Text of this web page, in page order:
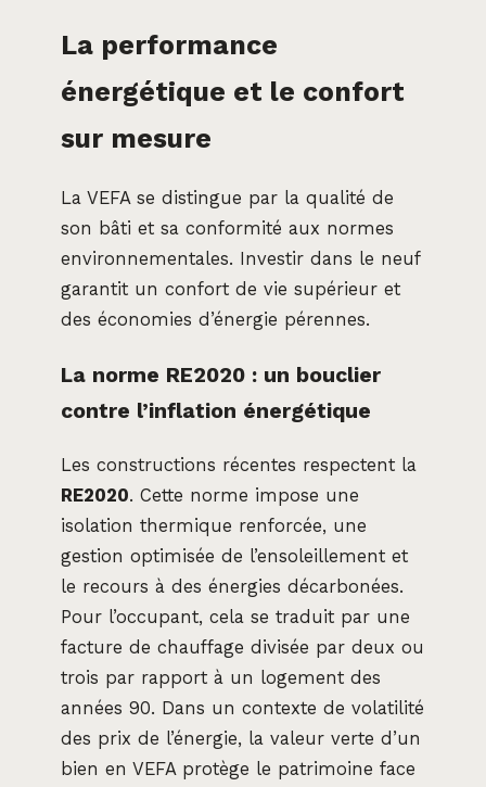
La performance
énergétique et le confort
sur mesure
La VEFA se distingue par la qualité de
son bâti et sa conformité aux normes
environnementales. Investir dans le neuf
garantit un confort de vie supérieur et
des économies d’énergie pérennes.
La norme RE2020 : un bouclier
contre l’inflation énergétique
Les constructions récentes respectent la
RE2020. Cette norme impose une
isolation thermique renforcée, une
gestion optimisée de l’ensoleillement et
le recours à des énergies décarbonées.
Pour l’occupant, cela se traduit par une
facture de chauffage divisée par deux ou
trois par rapport à un logement des
années 90. Dans un contexte de volatilité
des prix de l’énergie, la valeur verte d’un
bien en VEFA protège le patrimoine face